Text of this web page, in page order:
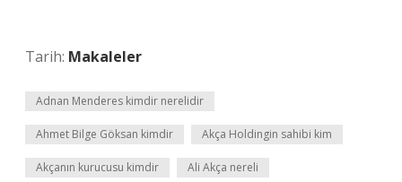
Tarih: Makaleler
Adnan Menderes kimdir nerelidir
Ahmet Bilge Göksan kimdir Akça Holdingin sahibi kim
Akçanın kurucusu kimdir Ali Akça nereli